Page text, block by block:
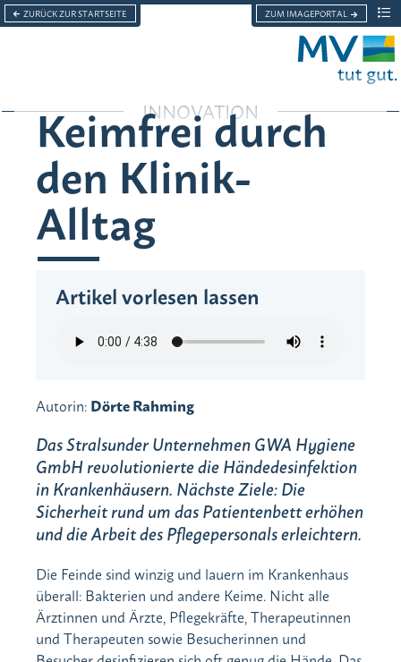
Grußwort
Über das Land zum Leben
Nachhaltigkeit
Lebensgefühl
Innovation
ZURÜCK ZUR STARTSEITE ZUM IMAGEPORTAL
INNOVATION
Keimfrei durch
den Klinik-
Alltag
Artikel vorlesen lassen
Autorin: Dörte Rahming
Das Stralsunder Unternehmen GWA Hygiene
GmbH revolutionierte die Händedesinfektion
in Krankenhäusern. Nächste Ziele: Die
Sicherheit rund um das Patientenbett erhöhen
und die Arbeit des Pflegepersonals erleichtern.
Die Feinde sind winzig und lauern im Krankenhaus
überall: Bakterien und andere Keime. Nicht alle
Ärztinnen und Ärzte, Pflegekräfte, Therapeutinnen
und Therapeuten sowie Besucherinnen und